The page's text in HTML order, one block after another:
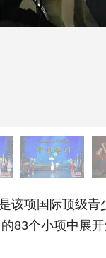
项国际顶级青
83个小项中展